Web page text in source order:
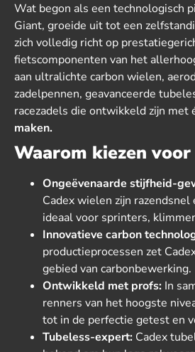
Wat begon als een technologisch
Giant, groeide uit tot een
zich volledig richt op
fietscomponenten van het
aan ultralichte carbon wielen,
zadelpennen, geavanceerde
racezadels die ontwikkeld zijn met
maken.
Waarom kiezen voor
Ongeëvenaarde stijfheid-
Cadex wielen zijn razendsnel
ideaal voor sprinters,
Innovatieve carbon
productieprocessen zet
gebied van carbonbewerking.
Ontwikkeld met profs: In
renners van het hoogste
tot in de perfectie getest en
Tubeless-expert: Cadex